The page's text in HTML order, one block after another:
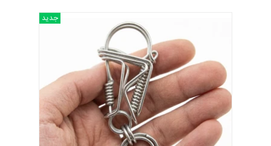
می‌آید، مفرغ که از مس و قلع حاصل می‌شود و نیز آلیاژ ورشو که از
مس، نیکل و روی حاصل می‌آید نیز رعایت درصدهای مناسب از دو یا
چند فلز مورد لزوم امری جدی است.
زیرساخت‌ها یا محصولات ساده فلزی باید حتما به روش چکش‌کاری
ساخته و پرداخته شده باشد و اثر ضربات چکش بر روی قسمت‌های
مختلف بدنه نیز باید به وضوح دیده شود. محصولات ساده فلزی که
شیوه‌ی پرسی فراهم می‌آید در مجموعه‌یصنایع‌دستی فلزیقرار
جدید